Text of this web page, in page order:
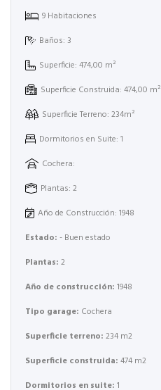
9 Habitaciones
Baños: 3
Superficie: 474,00 m²
Superficie Construida: 474,00 m²
Superficie Terreno: 234m²
Dormitorios en Suite: 1
Cochera:
Plantas: 2
Año de Construcción: 1948
Estado: - Buen estado
Plantas: 2
Año de construcción: 1948
Tipo garage: Cochera
Superficie terreno: 234 m2
Superficie construida: 474 m2
Dormitorios en suite: 1